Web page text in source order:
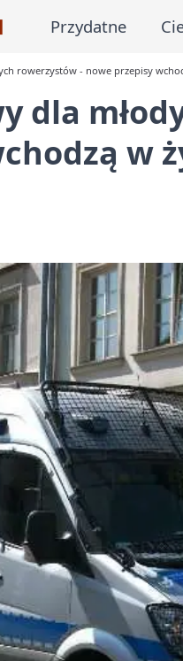
Przydatne
rowerzystów - nowe przepisy
dla
w